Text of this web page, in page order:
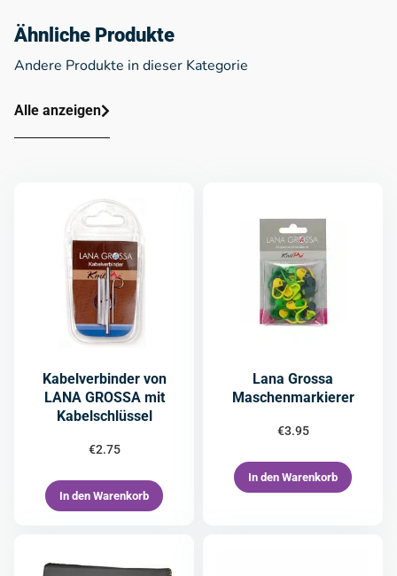
Ähnliche Produkte
Andere Produkte in dieser Kategorie
Alle anzeigen
Kabelverbinder von
LANA GROSSA mit
Kabelschlüssel
€2.75
In den Warenkorb
Lana Grossa
Maschenmarkierer
€3.95
In den Warenkorb